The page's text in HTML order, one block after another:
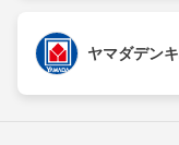
ヤマダデン